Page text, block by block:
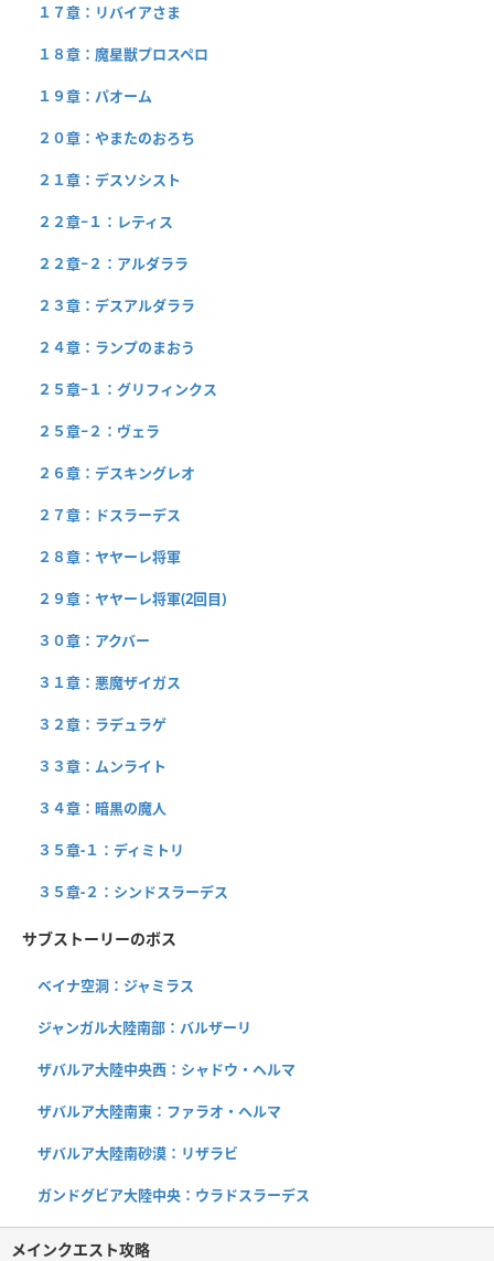
１７章：リバイアさま
１８章：魔星獣プロスペロ
１９章：パオーム
２０章：やまたのおろち
２１章：デスソシスト
２２章−１：レティス
２２章−２：アルダララ
２３章：デスアルダララ
２４章：ランプのまおう
２５章−１：グリフィンクス
２５章−２：ヴェラ
２６章：デスキングレオ
２７章：ドスラーデス
２８章：ヤヤーレ将軍
２９章：ヤヤーレ将軍(2回目)
３０章：アクバー
３１章：悪魔ザイガス
３２章：ラデュラゲ
３３章：ムンライト
３４章：暗黒の魔人
３５章-１：ディミトリ
３５章-２：シンドスラーデス
サブストーリーのボス
ベイナ空洞：ジャミラス
ジャンガル大陸南部：バルザーリ
ザバルア大陸中央西：シャドウ・ヘルマ
ザバルア大陸南東：ファラオ・ヘルマ
ザバルア大陸南砂漠：リザラビ
ガンドグビア大陸中央：ウラドスラーデス
メインクエスト攻略